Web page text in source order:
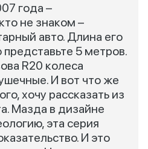
года –
не знаком –
авто. Длина его
представьте 5 метров.
R20 колеса
И вот что же
хочу рассказать из
Мазда в дизайне
эта серия
И это